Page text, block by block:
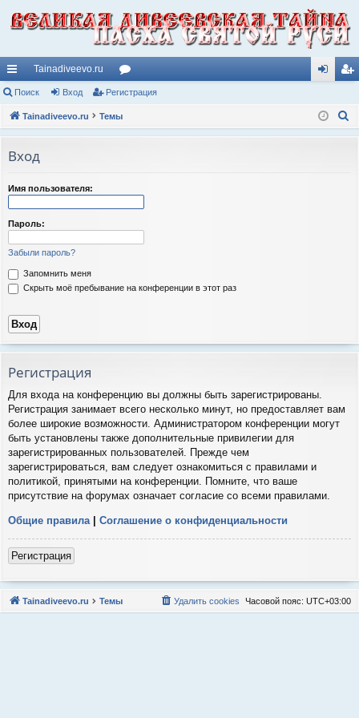
с
ы
и
Tainadiveevo.ru
ор
ум д ис
Поиск Вход Регистрация
Tainadiveevo.ru Темы
Вход
Имя пользователя:
Пароль:
Забыли пароль?
Запомнить меня
Скрыть моё пребывание на конференции в этот раз
Регистрация
Для входа на конференцию вы должны быть зарегистрированы.
Регистрация занимает всего несколько минут, но предоставляет вам
более широкие возможности. Администратором конференции могут
быть установлены также дополнительные привилегии для
зарегистрированных пользователей. Прежде чем
зарегистрироваться, вам следует ознакомиться с правилами и
политикой, принятыми на конференции. Помните, что ваше
присутствие на форумах означает согласие со всеми правилами.
Общие правила| Соглашение о конфиденциальности
Регистрация
Tainadiveevo.ru Темы Часовой пояс: UTC+03:00
Удалить cookies